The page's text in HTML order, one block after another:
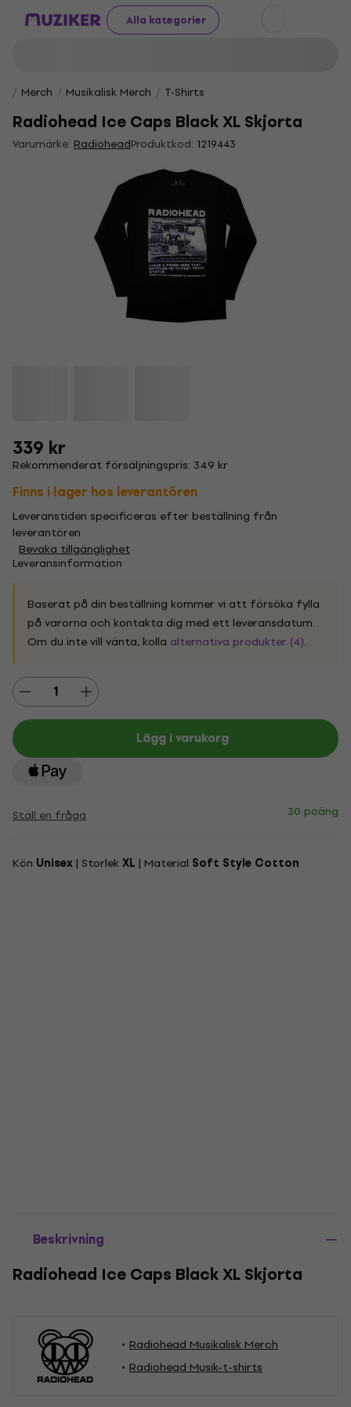
Alla kategorier
Merch Musikalisk Merch T-Shirts
Radiohead Ice Caps Black XL Skjorta
Varumärke: RadioheadProduktkod: 1219443
339 kr
Rekommenderat försäljningspris: 349 kr
Finns i lager hos leverantören
Leveranstiden specificeras efter beställning från
leverantören
Bevaka tillgänglighet
Leveransinformation
Baserat på din beställning kommer vi att försöka fylla
på varorna och kontakta dig med ett leveransdatum.
Om du inte vill vänta, kolla alternativa produkter (4).
Lägg i varukorg
Ställ en fråga 30 poäng
Kön Unisex | StorlekXL | Material Soft Style Cotton
Beskrivning
Radiohead Ice Caps Black XL Skjorta
Radiohead Musikalisk Merch
Radiohead Musik-t-shirts